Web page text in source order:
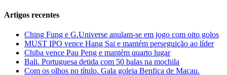
Artigos recentes
Ching Fung e G.Universe anulam-se em jogo com oito golos
MUST IPO vence Hang Sai e mantém perseguição ao líder
Chiba vence Pau Peng e mantém quarto lugar
Bali. Portuguesa detida com 50 balas na mochila
Com os olhos no título. Gala goleia Benfica de Macau.